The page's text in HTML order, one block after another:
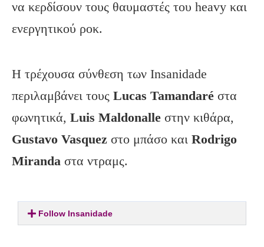
να κερδίσουν τους θαυμαστές του heavy και
ενεργητικού ροκ.
Η τρέχουσα σύνθεση των Insanidade
περιλαμβάνει τους Lucas Tamandaré στα
φωνητικά, Luis Maldonalle στην κιθάρα,
Gustavo Vasquez στο μπάσο και Rodrigo
Miranda στα ντραμς.
Follow Insanidade